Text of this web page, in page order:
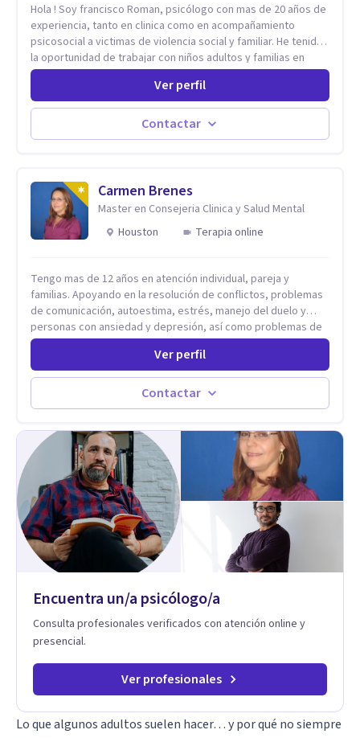
Hola ! Soy francisco Roman, psicólogo con mas de 20 años de
experiencia, tanto en clinica como en acompañamiento
psicosocial a victimas de violencia social y familiar. He tenido
la oportunidad de trabajar con niños adultos y familias en
todos los espacios y esto me ha dado un una variedad de
aprendizajes que ahora pongo a tu disposicion. En la
actualidad puedo atenderte de manera presencial y/o virtual,
de lunes a sabado. el costo de cada sesión lo acordamos en
el primer contacto
Ver perfil
Contactar
Carmen Brenes
Master en Consejeria Clinica y Salud Mental
Houston
Terapia online
Tengo mas de 12 años en atención individual, pareja y
familias. Apoyando en la resolución de conflictos, problemas
de comunicación, autoestima, estrés, manejo del duelo y
personas con ansiedad y depresión, así como problemas de
conducta y comportamiento. Desarrollo de personas
Estableciendo metas a corto y largo plazo, es vital para la
vida de cada uno tener su propia vision.
Ver perfil
Contactar
Encuentra un/a psicólogo/a
Consulta profesionales verificados con atención online y
presencial.
Ver profesionales
Lo que algunos adultos suelen hacer… y por qué no siempre